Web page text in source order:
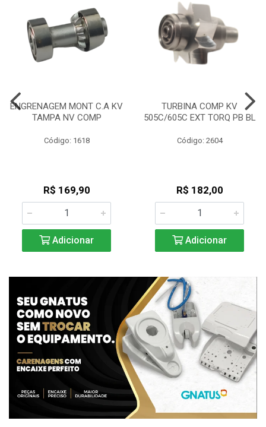
ENGRENAGEM MONT C.A KV
TAMPA NV COMP
Código: 1618
R$ 169,90
Adicionar
TURBINA COMP KV
505C/605C EXT TORQ PB BL
Código: 2604
R$ 182,00
Adicionar